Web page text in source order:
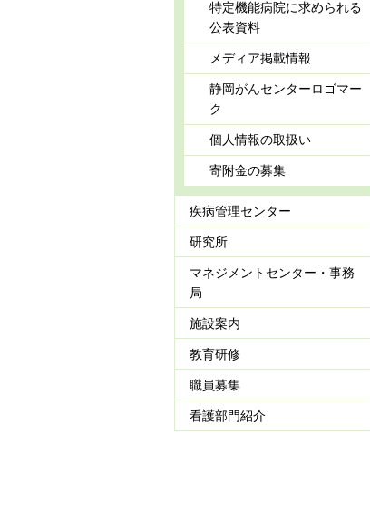
特定機能病院に求められる
公表資料
メディア掲載情報
静岡がんセンターロゴマー
ク
個人情報の取扱い
寄附金の募集
疾病管理センター
研究所
マネジメントセンター・事務
局
施設案内
教育研修
職員募集
看護部門紹介